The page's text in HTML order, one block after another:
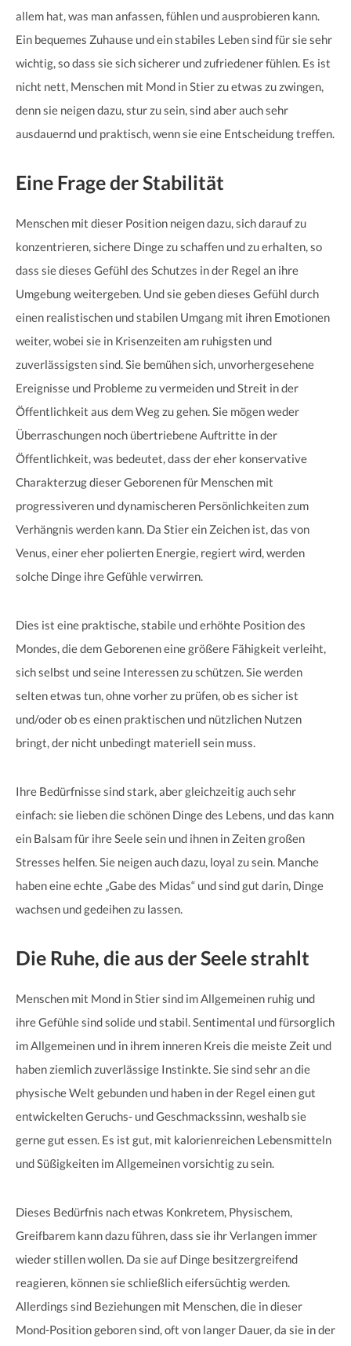
allem hat, was man anfassen, fühlen und ausprobieren kann.
Ein bequemes Zuhause und ein stabiles Leben sind für sie sehr
wichtig, so dass sie sich sicherer und zufriedener fühlen. Es ist
nicht nett, Menschen mit Mond in Stier zu etwas zu zwingen,
denn sie neigen dazu, stur zu sein, sind aber auch sehr
ausdauernd und praktisch, wenn sie eine Entscheidung treffen.
Eine Frage der Stabilität
Menschen mit dieser Position neigen dazu, sich darauf zu
konzentrieren, sichere Dinge zu schaffen und zu erhalten, so
dass sie dieses Gefühl des Schutzes in der Regel an ihre
Umgebung weitergeben. Und sie geben dieses Gefühl durch
einen realistischen und stabilen Umgang mit ihren Emotionen
weiter, wobei sie in Krisenzeiten am ruhigsten und
zuverlässigsten sind. Sie bemühen sich, unvorhergesehene
Ereignisse und Probleme zu vermeiden und Streit in der
Öffentlichkeit aus dem Weg zu gehen. Sie mögen weder
Überraschungen noch übertriebene Auftritte in der
Öffentlichkeit, was bedeutet, dass der eher konservative
Charakterzug dieser Geborenen für Menschen mit
progressiveren und dynamischeren Persönlichkeiten zum
Verhängnis werden kann. Da Stier ein Zeichen ist, das von
Venus, einer eher polierten Energie, regiert wird, werden
solche Dinge ihre Gefühle verwirren.
Dies ist eine praktische, stabile und erhöhte Position des
Mondes, die dem Geborenen eine größere Fähigkeit verleiht,
sich selbst und seine Interessen zu schützen. Sie werden
selten etwas tun, ohne vorher zu prüfen, ob es sicher ist
und/oder ob es einen praktischen und nützlichen Nutzen
bringt, der nicht unbedingt materiell sein muss.
Ihre Bedürfnisse sind stark, aber gleichzeitig auch sehr
einfach: sie lieben die schönen Dinge des Lebens, und das kann
ein Balsam für ihre Seele sein und ihnen in Zeiten großen
Stresses helfen. Sie neigen auch dazu, loyal zu sein. Manche
haben eine echte „Gabe des Midas“ und sind gut darin, Dinge
wachsen und gedeihen zu lassen.
Die Ruhe, die aus der Seele strahlt
Menschen mit Mond in Stier sind im Allgemeinen ruhig und
ihre Gefühle sind solide und stabil. Sentimental und fürsorglich
im Allgemeinen und in ihrem inneren Kreis die meiste Zeit und
haben ziemlich zuverlässige Instinkte. Sie sind sehr an die
physische Welt gebunden und haben in der Regel einen gut
entwickelten Geruchs- und Geschmackssinn, weshalb sie
gerne gut essen. Es ist gut, mit kalorienreichen Lebensmitteln
und Süßigkeiten im Allgemeinen vorsichtig zu sein.
Dieses Bedürfnis nach etwas Konkretem, Physischem,
Greifbarem kann dazu führen, dass sie ihr Verlangen immer
wieder stillen wollen. Da sie auf Dinge besitzergreifend
reagieren, können sie schließlich eifersüchtig werden.
Allerdings sind Beziehungen mit Menschen, die in dieser
Mond-Position geboren sind, oft von langer Dauer, da sie in der